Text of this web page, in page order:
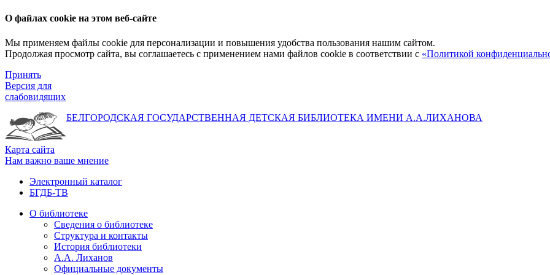
О файлах cookie на этом веб-сайте
Мы применяем файлы cookie для персонализации и повышения удобства пользования нашим сайтом.
Продолжая просмотр сайта, вы соглашаетесь с применением нами файлов cookie в соответствии с «Политикой
Принять
Версия для
слабовидящих
БЕЛГОРОДСКАЯ ГОСУДАРСТВЕННАЯ ДЕТСКАЯ БИБЛИОТЕКА ИМЕНИ А.А.ЛИХАНОВА
Карта сайта
Нам важно ваше мнение
Электронный каталог
БГДБ-ТВ
О библиотеке
Сведения о библиотеке
Структура и контакты
История библиотеки
А.А. Лиханов
Официальные документы